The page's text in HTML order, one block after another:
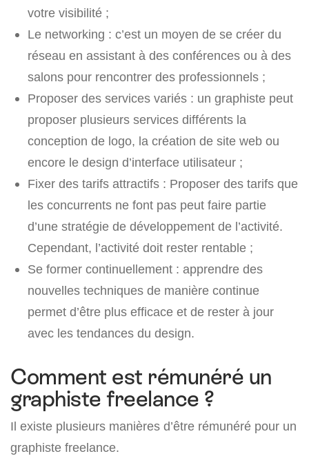
votre visibilité ;
Le networking : c’est un moyen de se créer du
réseau en assistant à des conférences ou à des
salons pour rencontrer des professionnels ;
Proposer des services variés : un graphiste peut
proposer plusieurs services différents la
conception de logo, la création de site web ou
encore le design d’interface utilisateur ;
Fixer des tarifs attractifs : Proposer des tarifs que
les concurrents ne font pas peut faire partie
d’une stratégie de développement de l’activité.
Cependant, l’activité doit rester rentable ;
Se former continuellement : apprendre des
nouvelles techniques de manière continue
permet d’être plus efficace et de rester à jour
avec les tendances du design.
Comment est rémunéré un
graphiste freelance ?
Il existe plusieurs manières d’être rémunéré pour un
graphiste freelance.